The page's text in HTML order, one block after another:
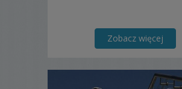
Zobacz więcej